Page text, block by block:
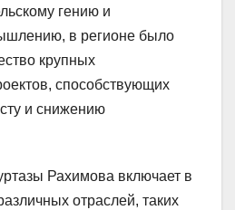
гению и
в регионе было
крупных
способствующих
и снижению
Рахимова включает в
отраслей, таких